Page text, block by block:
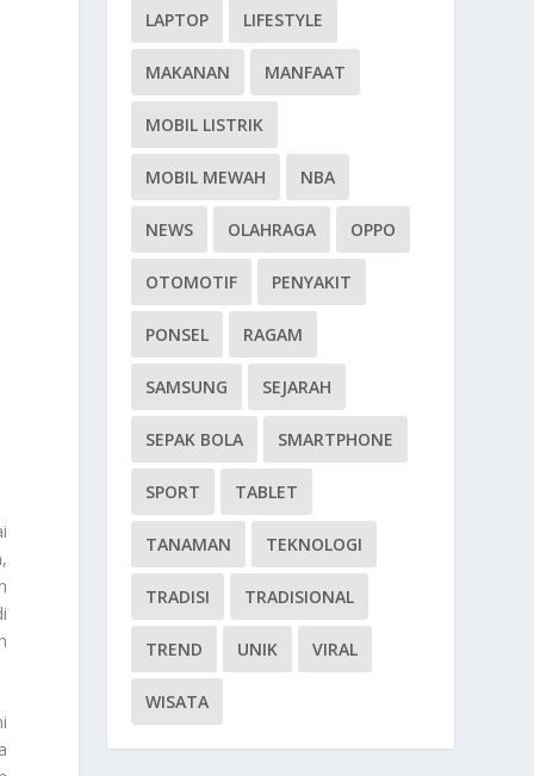
LAPTOP LIFESTYLE
MAKANAN MANFAAT
MOBIL LISTRIK
MOBIL MEWAH NBA
NEWS OLAHRAGA OPPO
OTOMOTIF PENYAKIT
PONSEL RAGAM
SAMSUNG SEJARAH
SEPAK BOLA SMARTPHONE
SPORT TABLET
TANAMAN TEKNOLOGI
TRADISI TRADISIONAL
TREND UNIK VIRAL
WISATA